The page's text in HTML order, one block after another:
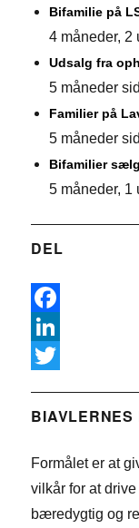
Bifamilie på
4 måneder, 2
Udsalg fra
5 måneder
Familier på
5 måneder
Bifamilier
5 måneder, 1
DEL
F
a
e
o
L
n
e
w
t
BIAVLERNES
Formålet er at
vilkår for at
bæredygtig og